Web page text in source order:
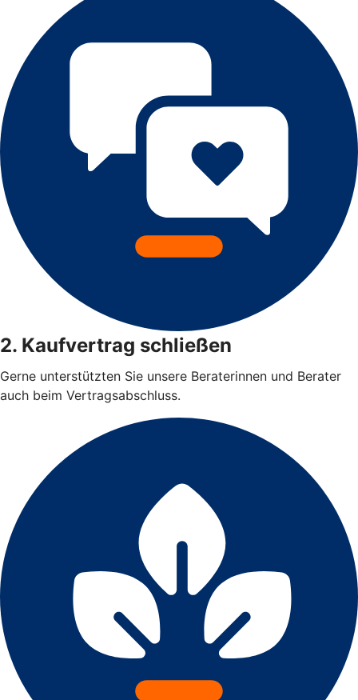
2. Kaufvertrag schließen
Gerne unterstützten Sie unsere Beraterinnen und Berater
auch beim Vertragsabschluss.